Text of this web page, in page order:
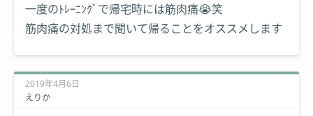
一度のﾄﾚｰﾆﾝｸﾞで帰宅時には筋肉痛😭笑
筋肉痛の対処まで聞いて帰ることをオススメします
2019年4月6日
えりか